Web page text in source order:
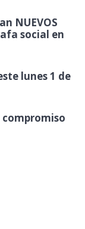
NUEVOS
social en
lunes 1 de
compromiso